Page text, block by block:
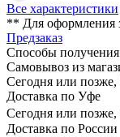
Все характеристики
** Для оформления
Предзаказ
Способы получения
Самовывоз из
Сегодня или позже,
Доставка по Уфе
Сегодня или позже,
Доставка по России